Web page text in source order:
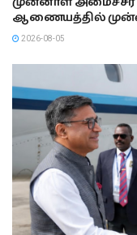
ஆணையத்தில்
2026-08-05